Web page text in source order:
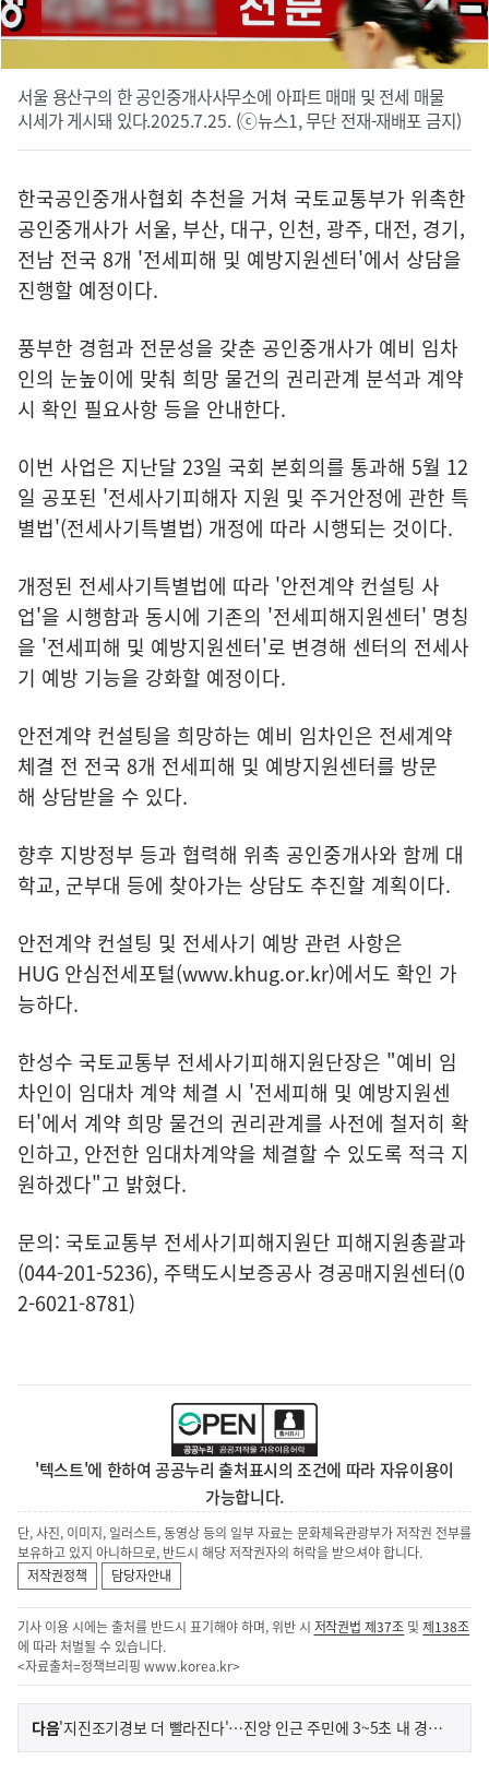
서울 용산구의 한 공인중개사사무소에 아파트 매매 및 전세 매물
시세가 게시돼 있다.2025.7.25. (ⓒ뉴스1, 무단 전재-재배포 금지)
한국공인중개사협회 추천을 거쳐 국토교통부가 위촉한
공인중개사가 서울, 부산, 대구, 인천, 광주, 대전, 경기,
전남 전국 8개 '전세피해 및 예방지원센터'에서 상담을
진행할 예정이다.
풍부한 경험과 전문성을 갖춘 공인중개사가 예비 임차
인의 눈높이에 맞춰 희망 물건의 권리관계 분석과 계약
시 확인 필요사항 등을 안내한다.
이번 사업은 지난달 23일 국회 본회의를 통과해 5월 12
일 공포된 '전세사기피해자 지원 및 주거안정에 관한 특
별법'(전세사기특별법) 개정에 따라 시행되는 것이다.
개정된 전세사기특별법에 따라 '안전계약 컨설팅 사
업'을 시행함과 동시에 기존의 '전세피해지원센터' 명칭
을 '전세피해 및 예방지원센터'로 변경해 센터의 전세사
기 예방 기능을 강화할 예정이다.
안전계약 컨설팅을 희망하는 예비 임차인은 전세계약
체결 전 전국 8개 전세피해 및 예방지원센터를 방문
해 상담받을 수 있다.
향후 지방정부 등과 협력해 위촉 공인중개사와 함께 대
학교, 군부대 등에 찾아가는 상담도 추진할 계획이다.
안전계약 컨설팅 및 전세사기 예방 관련 사항은
HUG 안심전세포털(www.khug.or.kr)에서도 확인 가
능하다.
한성수 국토교통부 전세사기피해지원단장은 "예비 임
차인이 임대차 계약 체결 시 '전세피해 및 예방지원센
터'에서 계약 희망 물건의 권리관계를 사전에 철저히 확
인하고, 안전한 임대차계약을 체결할 수 있도록 적극 지
원하겠다"고 밝혔다.
문의: 국토교통부 전세사기피해지원단 피해지원총괄과
(044-201-5236), 주택도시보증공사 경공매지원센터(0
2-6021-8781)
'텍스트'에 한하여 공공누리 출처표시의 조건에 따라 자유이용이
가능합니다.
단, 사진, 이미지, 일러스트, 동영상 등의 일부 자료는 문화체육관광부가 저작권 전부를
보유하고 있지 아니하므로, 반드시 해당 저작권자의 허락을 받으셔야 합니다.
저작권정책
담당자안내
기사 이용 시에는 출처를 반드시 표기해야 하며, 위반 시 저작권법 제37조 및제138조
에 따라 처벌될 수 있습니다.
<자료출처=정책브리핑 www.korea.kr>
이
전
다음기
사
'지진조기경보 더 빨라진다'…진앙 인근 주민에 3~5초 내 경보 발령